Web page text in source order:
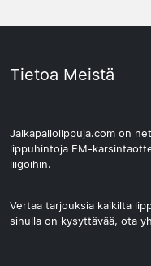
Tietoa Meistä
Jalkapallolippuja.com on
lippuhintoja EM-
liigoihin.
Vertaa tarjouksia kaikilta
sinulla on kysyttävää, ota